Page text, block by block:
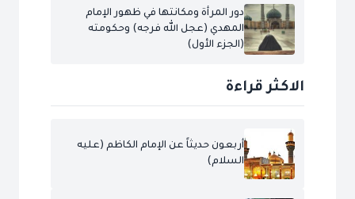
دور المرأة ومكانتها في ظهور الإمام
المهدي (عجل الله فرجه) وحكومته
(الجزء الأول)
الاكثر قراءة
أربعون حديثاً عن الإمام الكاظم (عليه
السلام)